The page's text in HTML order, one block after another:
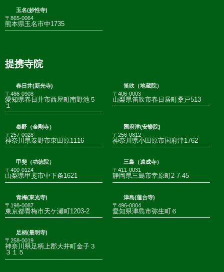
玉名(妙性寺)
〒865-0064
熊本県玉名市中1735
提携寺院
春日井(新光寺)
〒486-0908
愛知県春日井市西屋町南野池５
１
笛吹（地蔵院）
〒406-0003
山梨県笛吹市春日居町桑戸513
秦野（金剛寺）
〒257-0028
神奈川県秦野市東田原1116
国府津(安樂院)
〒256-0812
神奈川県小田原市国府津1762
甲斐（功徳院）
〒400-0124
山梨県甲斐市中下条1621
三島（遠成寺）
〒411-0031
静岡県三島市幸原町2-7-45
青梅(東光寺)
〒198-0087
東京都青梅市天ケ瀬町1203-2
津島(蓮台寺)
〒496-0804
愛知県津島市弥生町６
足柄(最明寺)
〒258-0019
神奈川県足柄上郡大井町金子３
３１５